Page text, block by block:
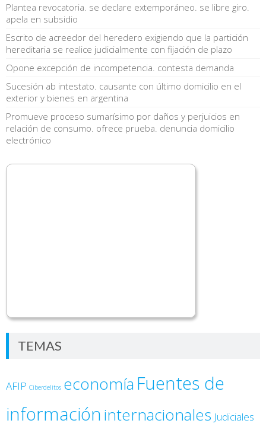
Plantea revocatoria. se declare extemporáneo. se libre giro.
apela en subsidio
Escrito de acreedor del heredero exigiendo que la partición
hereditaria se realice judicialmente con fijación de plazo
Opone excepción de incompetencia. contesta demanda
Sucesión ab intestato. causante con último domicilio en el
exterior y bienes en argentina
Promueve proceso sumarísimo por daños y perjuicios en
relación de consumo. ofrece prueba. denuncia domicilio
electrónico
TEMAS
AFIP Ciberdelitos economía Fuentes de
informacióninternacionales Judiciales